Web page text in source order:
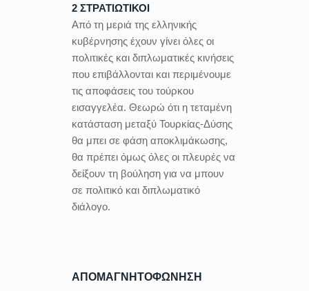
2 ΣΤΡΑΤΙΩΤΙΚΟΙ
Από τη μεριά της ελληνικής
κυβέρνησης έχουν γίνει όλες οι
πολιτικές και διπλωματικές κινήσεις
που επιβάλλονται και περιμένουμε
τις αποφάσεις του τούρκου
εισαγγελέα. Θεωρώ ότι η τεταμένη
κατάσταση μεταξύ Τουρκίας-Δύσης
θα μπει σε φάση αποκλιμάκωσης,
θα πρέπει όμως όλες οι πλευρές να
δείξουν τη βούληση για να μπουν
σε πολιτικό και διπλωματικό
διάλογο.
ΑΠΟΜΑΓΝΗΤΟΦΩΝΗΣΗ